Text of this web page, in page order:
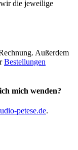
die jeweilige
Außerdem
Bestellungen
mich wenden?
petese.de.